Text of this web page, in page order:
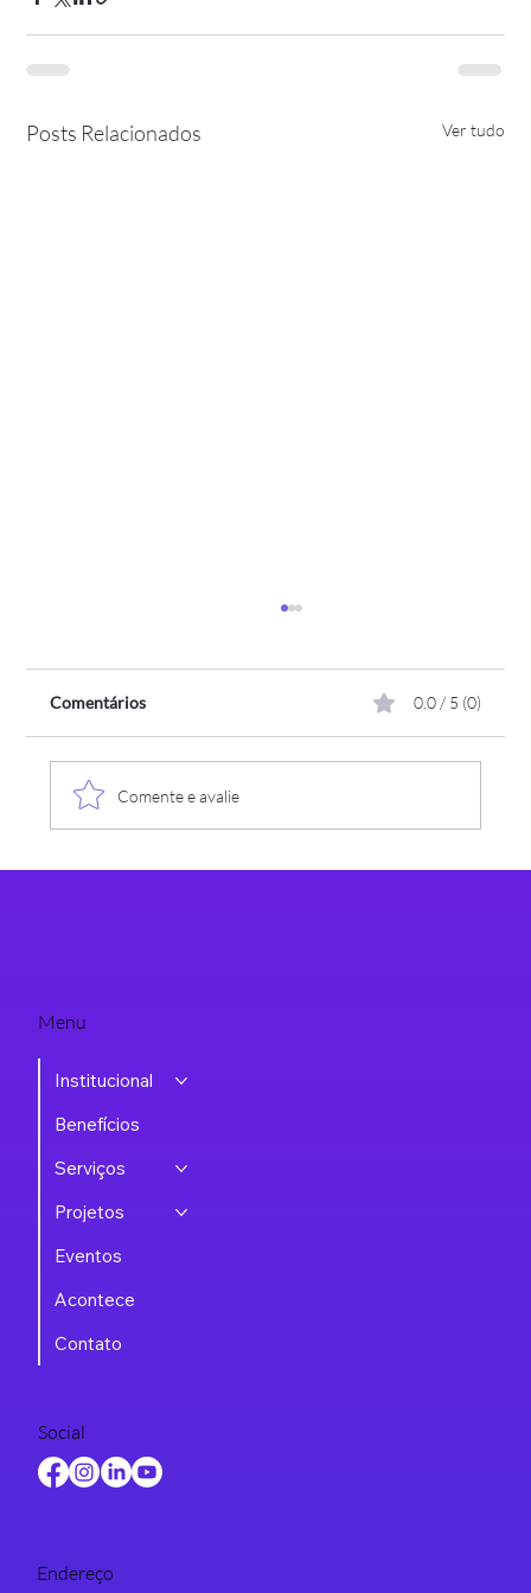
Posts Relacionados Ver tudo
Comentários 0.0 / 5 (0)
Comente e avalie
Menu
Institucional
Benefícios
Serviços
Projetos
Eventos
Acontece
Contato
Social
Endereço